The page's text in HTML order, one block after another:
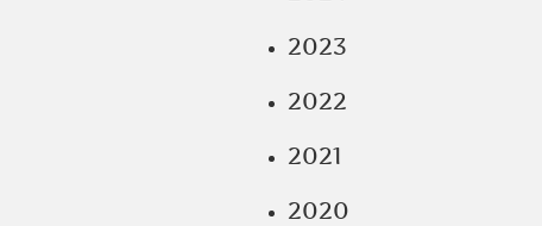
2023
2022
2021
2020